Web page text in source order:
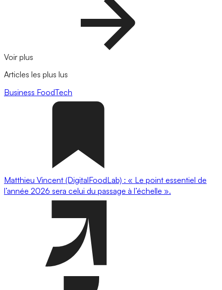
Voir plus
Articles les plus lus
Business FoodTech
Matthieu Vincent (DigitalFoodLab) : « Le point essentiel de
l’année 2026 sera celui du passage à l’échelle ».